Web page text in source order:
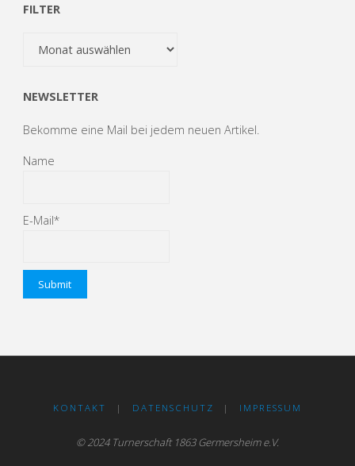
FILTER
NEWSLETTER
Bekomme eine Mail bei jedem neuen Artikel.
Name
E-Mail*
KONTAKT | DATENSCHUTZ | IMPRESSUM
© 2024 Turnerschaft 1863 Germersheim e.V.